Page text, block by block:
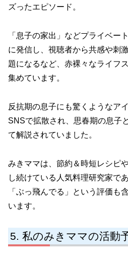
ズったエピソード。
「息子の家出」などプライベー
に発信し、視聴者から共感や刺
題になるなど、赤裸々なライフ
集めています。
反抗期の息子にも驚くようなア
SNSで拡散され、思春期の息子
て解説されていました。
みきママは、節約＆時短レシピ
し続けている人気料理研究家で
「ぶっ飛んでる」という評価も
います。
私のみきママの活動